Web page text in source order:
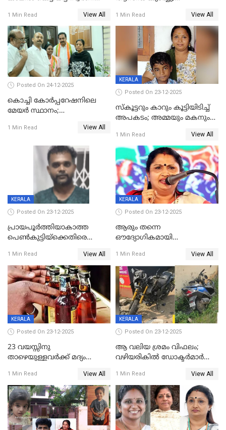
കൊച്ചുമകനും സുഹൃത്തും
അറസ്റ്റിൽ
1 Min Read View All
മരിച്ചു
1 Min Read View All
Posted On 24-12-2025
കൊച്ചി കോര്‍പ്പറേഷനിലെ
മേയര്‍ സ്ഥാനം;
രൂക്ഷം
1 Min Read View All
KERALA
Posted On 23-12-2025
സ്കൂട്ടറും കാറും കൂട്ടിയിടിച്ച്
അപകടം; അമ്മയും മകനും
ഗുരുതരാവസ്ഥയിൽ
1 Min Read View All
KERALA
Posted On 23-12-2025
പ്രായപൂർത്തിയാകാത്ത
പെൺകുട്ടിയ്ക്കെതിരെ
59 വർഷം തടവും 90,൦൦൦ രൂപ
പിഴയും ശിക്ഷ
1 Min Read View All
KERALA
Posted On 23-12-2025
ആരും തന്നെ
ഔദ്യോഗികമായി
കണ്ടെത്താൻ ഇന്ന് കോർ
കമ്മിറ്റി കൂടിയില്ല';
അതൃപ്തിയുമായി ദീപ്തി മേരി
വർഗീസ്
1 Min Read View All
KERALA
Posted On 23-12-2025
23 വയസ്സിനു
താഴെയുള്ളവർക്ക് മദ്യം
നടപടി;സ്ഥാപനങ്ങൾക്കെതിരെ
രണ്ട് കേസുകൾ
1 Min Read View All
KERALA
Posted On 23-12-2025
ആ വലിയ ശ്രമം വിഫലം;
വഴിയരികില്‍ ‌ഡോക്ടര്‍മാര്‍
മരണത്തിന് കീഴടങ്ങി
1 Min Read View All